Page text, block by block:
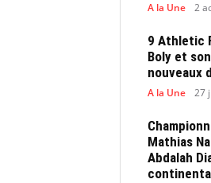
A la Une 2
9 Athletic
Boly et
nouveaux
A la Une 27
Mathias
Abdalah